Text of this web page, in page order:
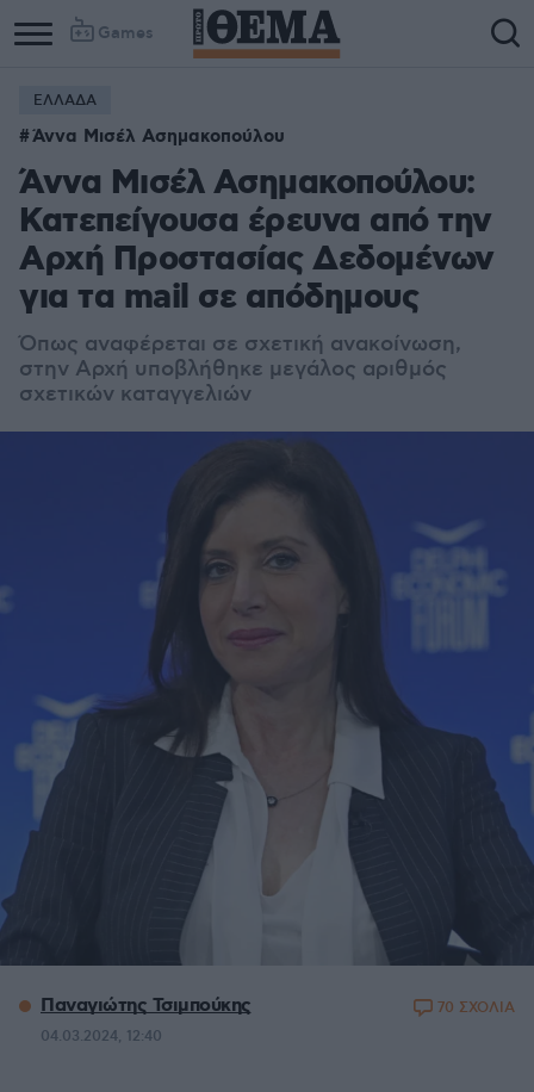
Games
ΕΛΛΑΔΑ
Άννα Μισέλ Ασημακοπούλου
Άννα Μισέλ Ασημακοπούλου:
Κατεπείγουσα έρευνα από την
Αρχή Προστασίας Δεδομένων
για τα mail σε απόδημους
Όπως αναφέρεται σε σχετική ανακοίνωση,
στην Αρχή υποβλήθηκε μεγάλος αριθμός
σχετικών καταγγελιών
Παναγιώτης Τσιμπούκης
04.03.2024, 12:40
70 ΣΧΟΛΙΑ